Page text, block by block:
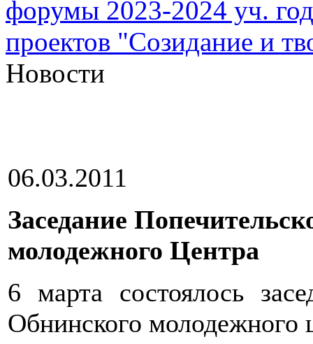
форумы 2023-2024 уч.
проектов "Созидание и
Новости
06.03.2011
Заседание
молодежного Центра
6 марта состоялось
Обнинского молодежного